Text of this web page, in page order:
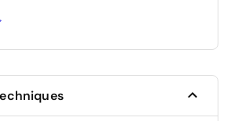
phares, automatique,dynamique
la marche)
et de luminosité